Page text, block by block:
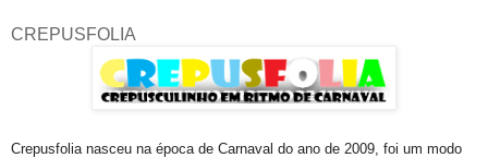
CREPUSFOLIA
Crepusfolia nasceu na época de Carnaval do ano de 2009, foi um modo